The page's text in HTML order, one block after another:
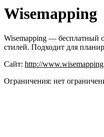
Wisemapping
Wisemapping — бесплатный
стилей. Подходит для
Сайт: http://
Ограничения: нет